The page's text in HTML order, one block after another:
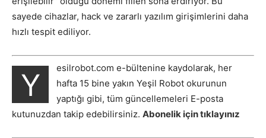
sayede cihazlar, hack ve zararlı yazılım girişimlerini daha
hızlı tespit ediliyor.
Y
esilrobot.com e-bültenine kaydolarak, her
hafta 15 bine yakın Yeşil Robot okurunun
yaptığı gibi, tüm güncellemeleri E-posta
kutunuzdan takip edebilirsiniz. Abonelik için tıklayınız